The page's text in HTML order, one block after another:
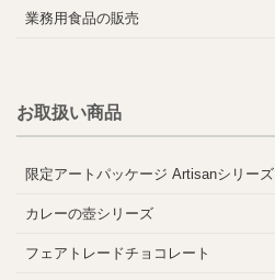
業務用食品の販売
お取扱い商品
限定アートパッケージ Artisanシリーズ
カレーの壺シリーズ
フェアトレードチョコレート